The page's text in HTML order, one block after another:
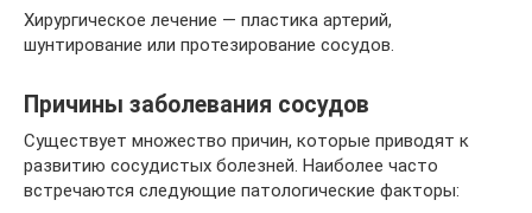
Хирургическое лечение — пластика артерий,
шунтирование или протезирование сосудов.
Причины заболевания сосудов
Существует множество причин, которые приводят к
развитию сосудистых болезней. Наиболее часто
встречаются следующие патологические факторы: